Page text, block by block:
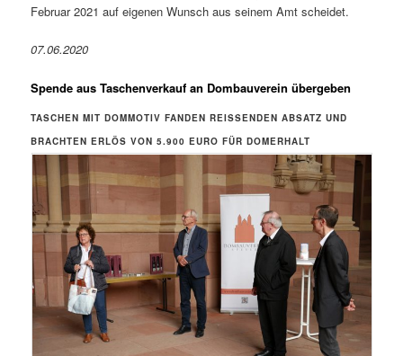
Februar 2021 auf eigenen Wunsch aus seinem Amt scheidet.
07.06.2020
Spende aus Taschenverkauf an Dombauverein übergeben
TASCHEN MIT DOMMOTIV FANDEN REISSENDEN ABSATZ UND B
RACHTEN ERLÖS VON 5.900 EURO FÜR DOMERHALT